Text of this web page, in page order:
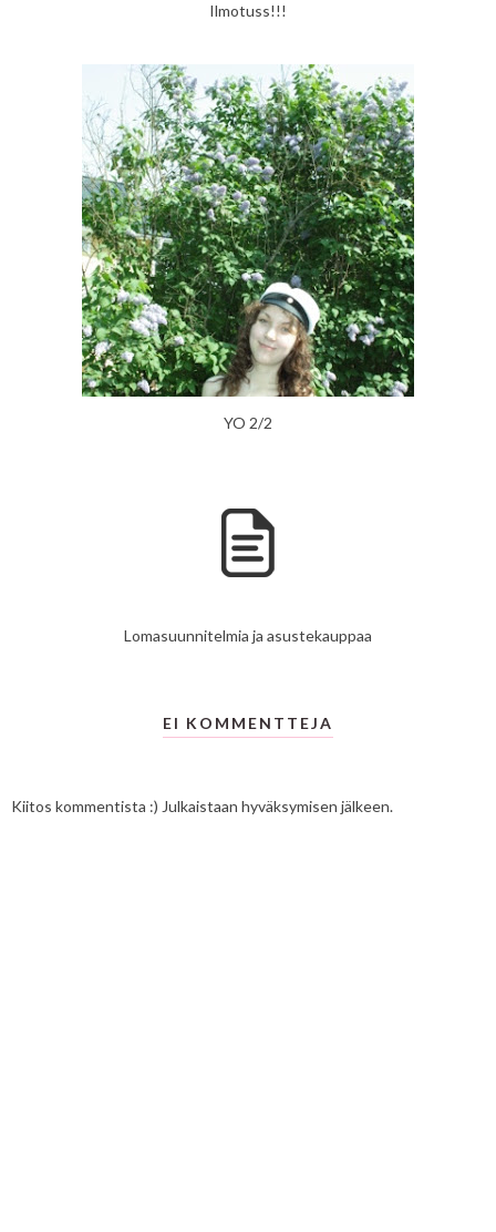
Ilmotuss!!!
YO 2/2
Lomasuunnitelmia ja asustekauppaa
EI KOMMENTTEJA
Kiitos kommentista :) Julkaistaan hyväksymisen jälkeen.